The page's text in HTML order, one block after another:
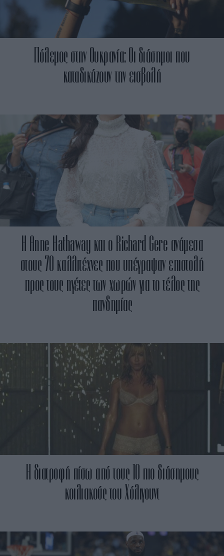
Πόλεμος στην Ουκρανία: Οι διάσημοι που
καταδικάζουν την εισβολή
H Anne Hathaway και ο Richard Gere ανάμεσα
στους 70 καλλιτέχνες που υπέγραψαν επιστολή
προς τους ηγέτες των χωρών για το τέλος της
πανδημίας
Η διατροφή πίσω από τους 10 πιο διάσημους
κοιλιακούς του Χόλιγουντ